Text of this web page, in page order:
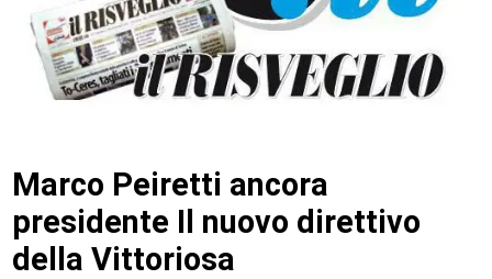
Marco Peiretti ancora
presidente Il nuovo direttivo
della Vittoriosa